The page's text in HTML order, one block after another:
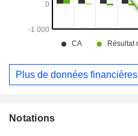
Plus de données financières
Notations